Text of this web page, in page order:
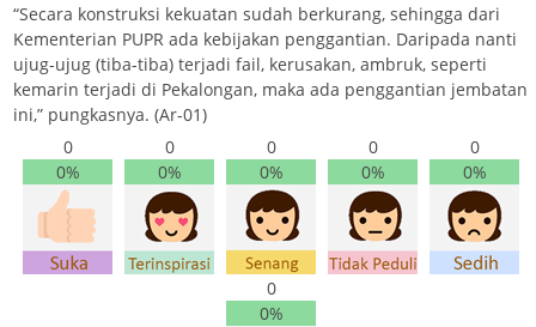
“Secara konstruksi kekuatan sudah berkurang, sehingga dari
Kementerian PUPR ada kebijakan penggantian. Daripada nanti
ujug-ujug (tiba-tiba) terjadi fail, kerusakan, ambruk, seperti
kemarin terjadi di Pekalongan, maka ada penggantian jembatan
ini,” pungkasnya. (Ar-01)
0
0%
0
0%
0
0%
0
0%
0
0%
0
0%